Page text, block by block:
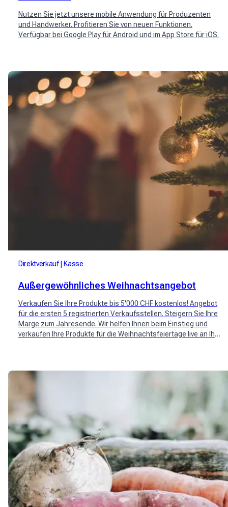
Nutzen Sie jetzt unsere mobile Anwendung für Produzenten
und Handwerker. Profitieren Sie von neuen Funktionen.
Verfügbar bei Google Play für Android und im App Store für iOS.
Direktverkauf Kasse
Außergewöhnliches Weihnachtsangebot
Verkaufen Sie Ihre Produkte bis 5'000 CHF kostenlos! Angebot
für die ersten 5 registrierten Verkaufsstellen. Steigern Sie Ihre
Marge zum Jahresende. Wir helfen Ihnen beim Einstieg und
verkaufen Ihre Produkte für die Weihnachtsfeiertage live an Ihre